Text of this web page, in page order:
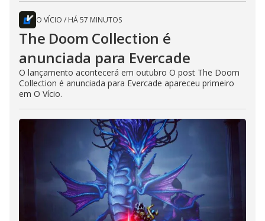
O VÍCIO / HÁ 57 MINUTOS
The Doom Collection é
anunciada para Evercade
O lançamento acontecerá em outubro O post The Doom
Collection é anunciada para Evercade apareceu primeiro
em O Vício.